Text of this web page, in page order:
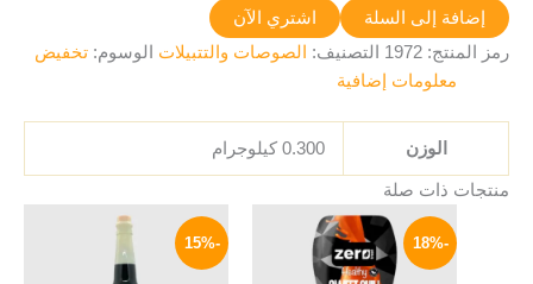
إضافة إلى السلة
اشتري الآن
رمز المنتج: 1972 التصنيف: الصوصات والتتبيلات الوسوم: تخفيض
معلومات إضافية
الوزن 0.300 كيلوجرام
منتجات ذات صلة
-18%
السعر
الأصلي
هو:
195 EGP.
السعر
الحالي
هو:
159 EGP.
-15%
السعر
الأصلي